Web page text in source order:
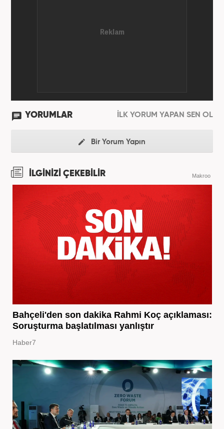
YORUMLAR İLK YORUM YAPAN SEN OL
Bir Yorum Yapın
İLGİNİZİ ÇEKEBİLİR Makroo
Bahçeli'den son dakika Rahmi Koç açıklaması:
Soruşturma başlatılması yanlıştır
Haber7